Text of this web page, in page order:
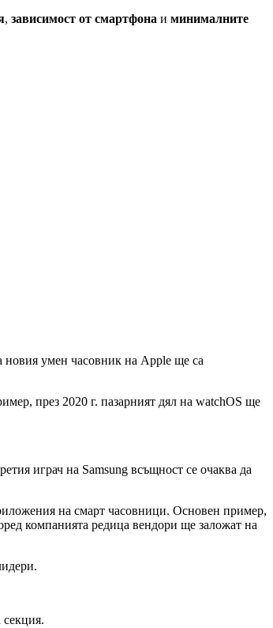
, зависимост от смартфона и минималните
новия умен часовник на Apple ще са
през 2020 г. пазарният дял на watchOS ще
играч на Samsung всъщност се очаква да
на смарт часовници. Основен пример,
компанията редица вендори ще заложат на